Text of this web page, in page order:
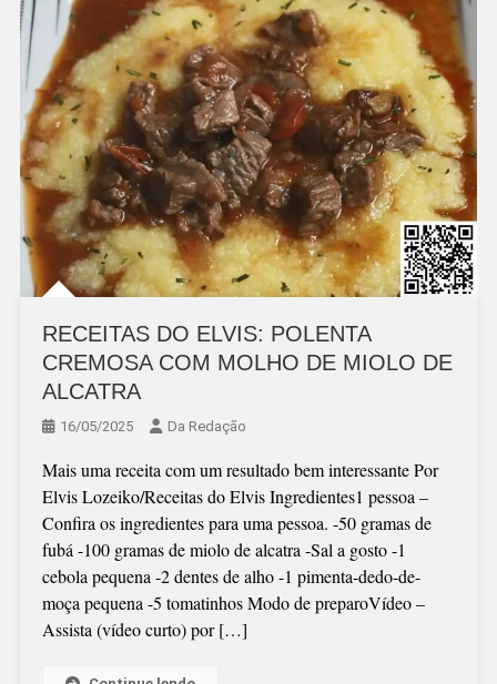
RECEITAS DO ELVIS: POLENTA
CREMOSA COM MOLHO DE MIOLO DE
ALCATRA
16/05/2025 Da Redação
Mais uma receita com um resultado bem interessante Por
Elvis Lozeiko/Receitas do Elvis Ingredientes1 pessoa –
Confira os ingredientes para uma pessoa. -50 gramas de
fubá -100 gramas de miolo de alcatra -Sal a gosto -1
cebola pequena -2 dentes de alho -1 pimenta-dedo-de-
moça pequena -5 tomatinhos Modo de preparoVídeo –
Assista (vídeo curto) por […]